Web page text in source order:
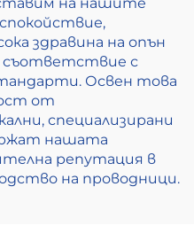
здравина на опън
съответствие с
Освен това
от
специализирани
нашата
репутация в
на проводници.